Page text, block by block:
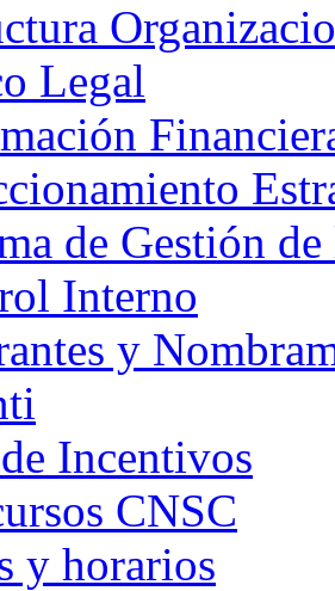
Legal
de Gestión
Interno
y
Incentivos
CNSC
y horarios